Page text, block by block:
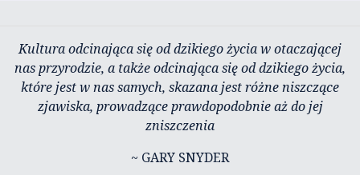
Kultura odcinająca się od dzikiego życia w otaczającej
nas przyrodzie, a także odcinająca się od dzikiego życia,
które jest w nas samych, skazana jest różne niszczące
zjawiska, prowadzące prawdopodobnie aż do jej
zniszczenia
~ GARY SNYDER